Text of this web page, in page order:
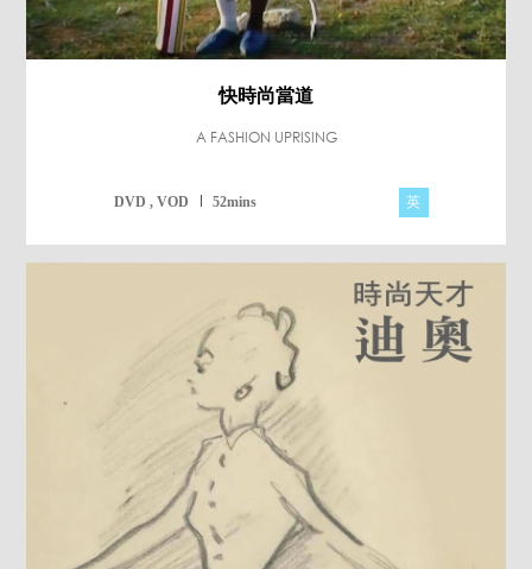
快時尚當道
A FASHION UPRISING
DVD , VOD 52mins 英